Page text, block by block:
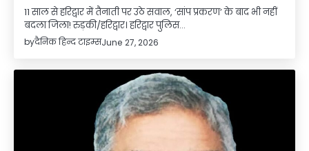
11 साल से हरिद्वार में तैनाती पर उठे सवाल, ‘सांप प्रकरण’ के बाद भी नहीं
बदला जिला! रुड़की/हरिद्वार। हरिद्वार पुलिस…
byदैनिक हिन्द टाइम्सJune 27, 2026